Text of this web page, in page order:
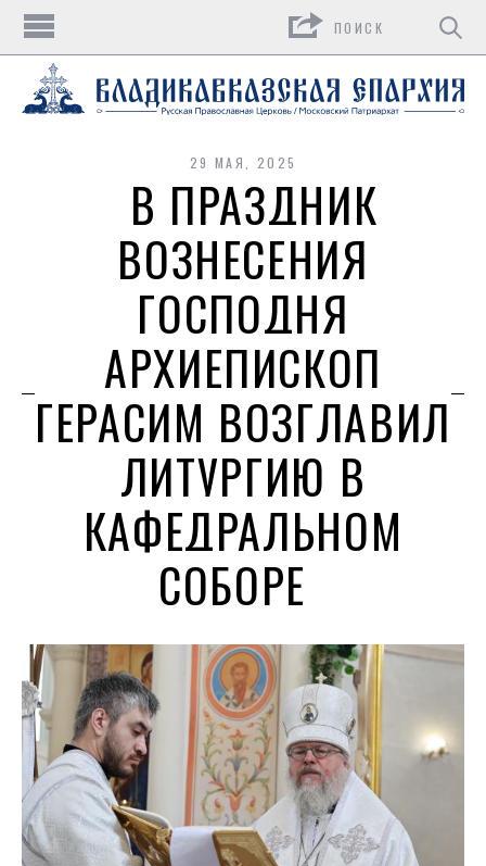
29 МАЯ, 2025
В ПРАЗДНИК
ВОЗНЕСЕНИЯ
ГОСПОДНЯ
АРХИЕПИСКОП
ГЕРАСИМ ВОЗГЛАВИЛ
ЛИТУРГИЮ В
КАФЕДРАЛЬНОМ
СОБОРЕ